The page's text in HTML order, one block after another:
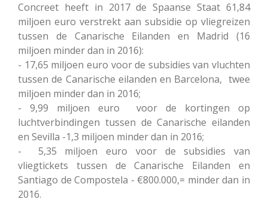
Concreet heeft in 2017 de Spaanse Staat 61,84
miljoen euro verstrekt aan subsidie op vliegreizen
tussen de Canarische Eilanden en Madrid (16
miljoen minder dan in 2016):
- 17,65 miljoen euro voor de subsidies van vluchten
tussen de Canarische eilanden en Barcelona, twee
miljoen minder dan in 2016;
- 9,99 miljoen euro voor de kortingen op
luchtverbindingen tussen de Canarische eilanden
en Sevilla -1,3 miljoen minder dan in 2016;
- 5,35 miljoen euro voor de subsidies van
vliegtickets tussen de Canarische Eilanden en
Santiago de Compostela - €800.000,= minder dan in
2016.